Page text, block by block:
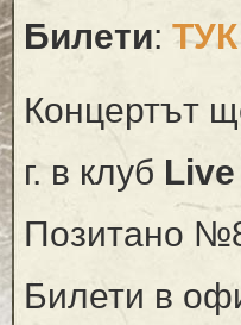
Билети: ТУК
Концертът
г. в клуб
Позитано
Билети в